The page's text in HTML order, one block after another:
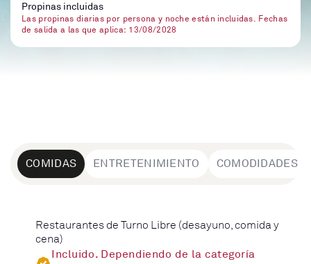
Propinas incluidas
Las propinas diarias por persona y noche están incluidas. Fechas
de salida a las que aplica: 13/08/2028
COMIDAS ENTRETENIMIENTO COMODIDADES
Restaurantes de Turno Libre (desayuno, comida y
cena)
Incluido. Dependiendo de la categoría